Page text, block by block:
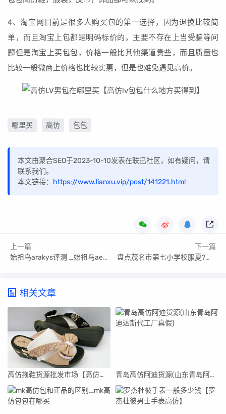
4、淘宝网目前是很多人购买包的第一选择，因为退换比较简
单，而且淘宝上包都是明码标价的，主要不存在上当受骗等问
题但是淘宝上买包包，价格一般比其他渠道贵些，而且质量也
比较一般微商上价格也比较实惠，但是也难免遇见高价。
哪里买 高仿 包包
本文由聚合SEO于2023-10-10发表在联迅社区，如有疑问，请
联系我们。
本文链接： https://www.lianxu.vip/post/141221.html
上一篇
始祖鸟arakys评测 _始祖鸟aerios测评
下一篇
盘点茂名市第七小学校服夏?茂名市第七小学校服夏
相关文章
高仿拖鞋货源批发市场【高仿拖鞋货源批发市场在哪里】 青岛高仿阿迪货源(山东青岛阿迪达斯代工厂真假)